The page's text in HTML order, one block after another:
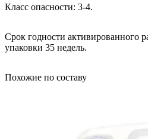
Класс опасности: 3-4.
Срок годности активированного
упаковки 35 недель.
Похожие по составу